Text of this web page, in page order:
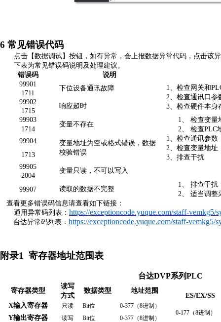
6 常见错误代码
点击【数据调试】按钮，如有异常，会上报数据异常代码，点击该
下表为常见错误码说明及处理建议。
错误码
说明
99901
下位设备通讯故障 1、检查网关和P
2、检查通讯口参
3、检查硬件本身
1711
99902
响应超时
1715
99903
变量不存在
1、 检查变量
2、 检查PLC
1714
99904
变量地址为空或格式错误，数据
校验错误
1、检查通讯参数
2、检查变量地址
3、排查干扰
1713
99905
变量只读，不可以写入
2004
99907 读取的数据不完整
1、 排查干扰
2、 适当调整
查看更多错误码信息请查看如下链接：
通用异常码列表： https://exceptioncode.yuque.com/staff-vemkg5/
台达异常码列表： https://exceptioncode.yuque.com/staff-vemkg5/
附录1 寄存器地址范围表
台达DVP系列PLC
寄存器类型
读写
方式
数据类型 地址范围
ES/EX/SS
X输入寄存器
只读 Bit位 0-377 （8进制）
0-177 （8进制）
Y输出寄存器 读写 Bit位 0-377 （8进制）